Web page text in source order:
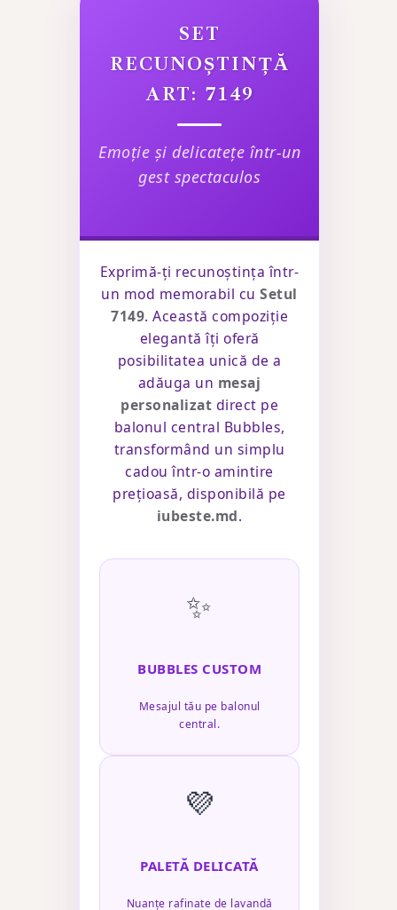
SET
RECUNOȘTINȚĂ
ART: 7149
Emoție și delicatețe într-un
gest spectaculos
Exprimă-ți recunoștința într-
un mod memorabil cuSetul
7149. Această compoziție
elegantă îți oferă
posibilitatea unică de a
adăuga un mesaj
personalizat direct pe
balonul central Bubbles,
transformând un simplu
cadou într-o amintire
prețioasă, disponibilă pe
iubeste.md.
✨
BUBBLES CUSTOM
Mesajul tău pe balonul
central.
💜
PALETĂ DELICATĂ
Nuanțe rafinate de lavandă